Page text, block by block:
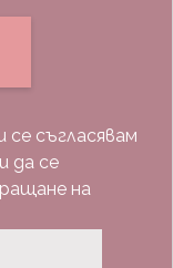
съгласявам
да се
на